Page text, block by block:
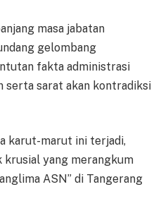
masa jabatan
gelombang
fakta administrasi
serta sarat akan kontradiksi
karut-marut ini terjadi,
krusial yang merangkum
ASN” di Tangerang